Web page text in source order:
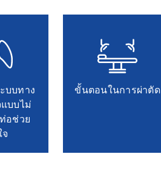
บบทาง
บบไม่
อช่วย
ขั้นตอนในการผ่าตัด